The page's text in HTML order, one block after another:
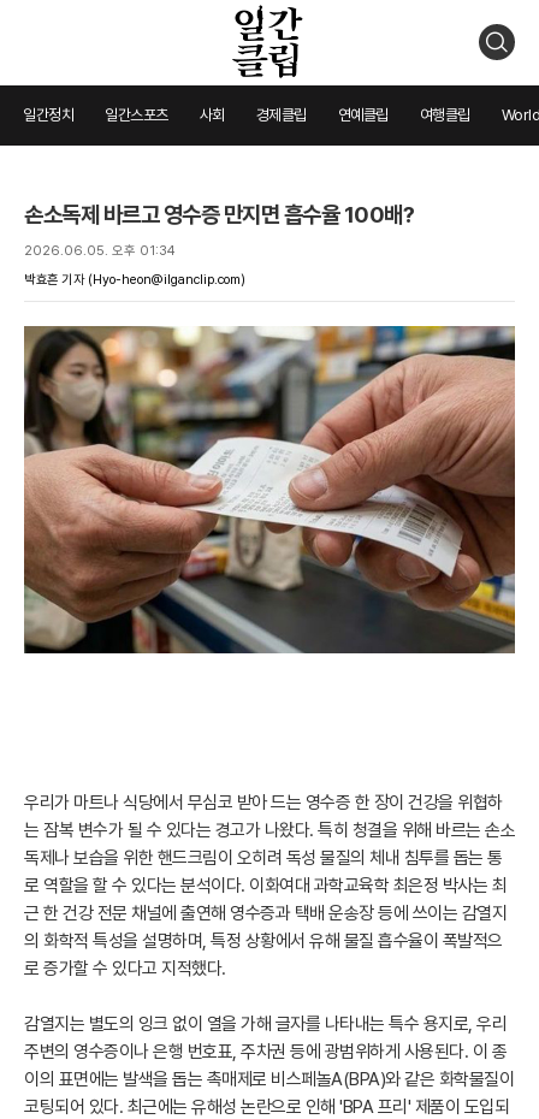
검
일간정치 일간스포츠 사회 경제클립 연예클립 여행클립
손소독제 바르고 영수증 만지면 흡수율 100배?
2026.06.05. 오후 01:34
박효흔 기자 (Hyo-heon@ilganclip.com)
우리가 마트나 식당에서 무심코 받아 드는 영수증 한 장이 건강을 위협하
는 잠복 변수가 될 수 있다는 경고가 나왔다. 특히 청결을 위해 바르는 손소
독제나 보습을 위한 핸드크림이 오히려 독성 물질의 체내 침투를 돕는 통
로 역할을 할 수 있다는 분석이다. 이화여대 과학교육학 최은정 박사는 최
근 한 건강 전문 채널에 출연해 영수증과 택배 운송장 등에 쓰이는 감열지
의 화학적 특성을 설명하며, 특정 상황에서 유해 물질 흡수율이 폭발적으
로 증가할 수 있다고 지적했다.
감열지는 별도의 잉크 없이 열을 가해 글자를 나타내는 특수 용지로, 우리
주변의 영수증이나 은행 번호표, 주차권 등에 광범위하게 사용된다. 이 종
이의 표면에는 발색을 돕는 촉매제로 비스페놀A(BPA)와 같은 화학물질이
코팅되어 있다. 최근에는 유해성 논란으로 인해 'BPA 프리' 제품이 도입되